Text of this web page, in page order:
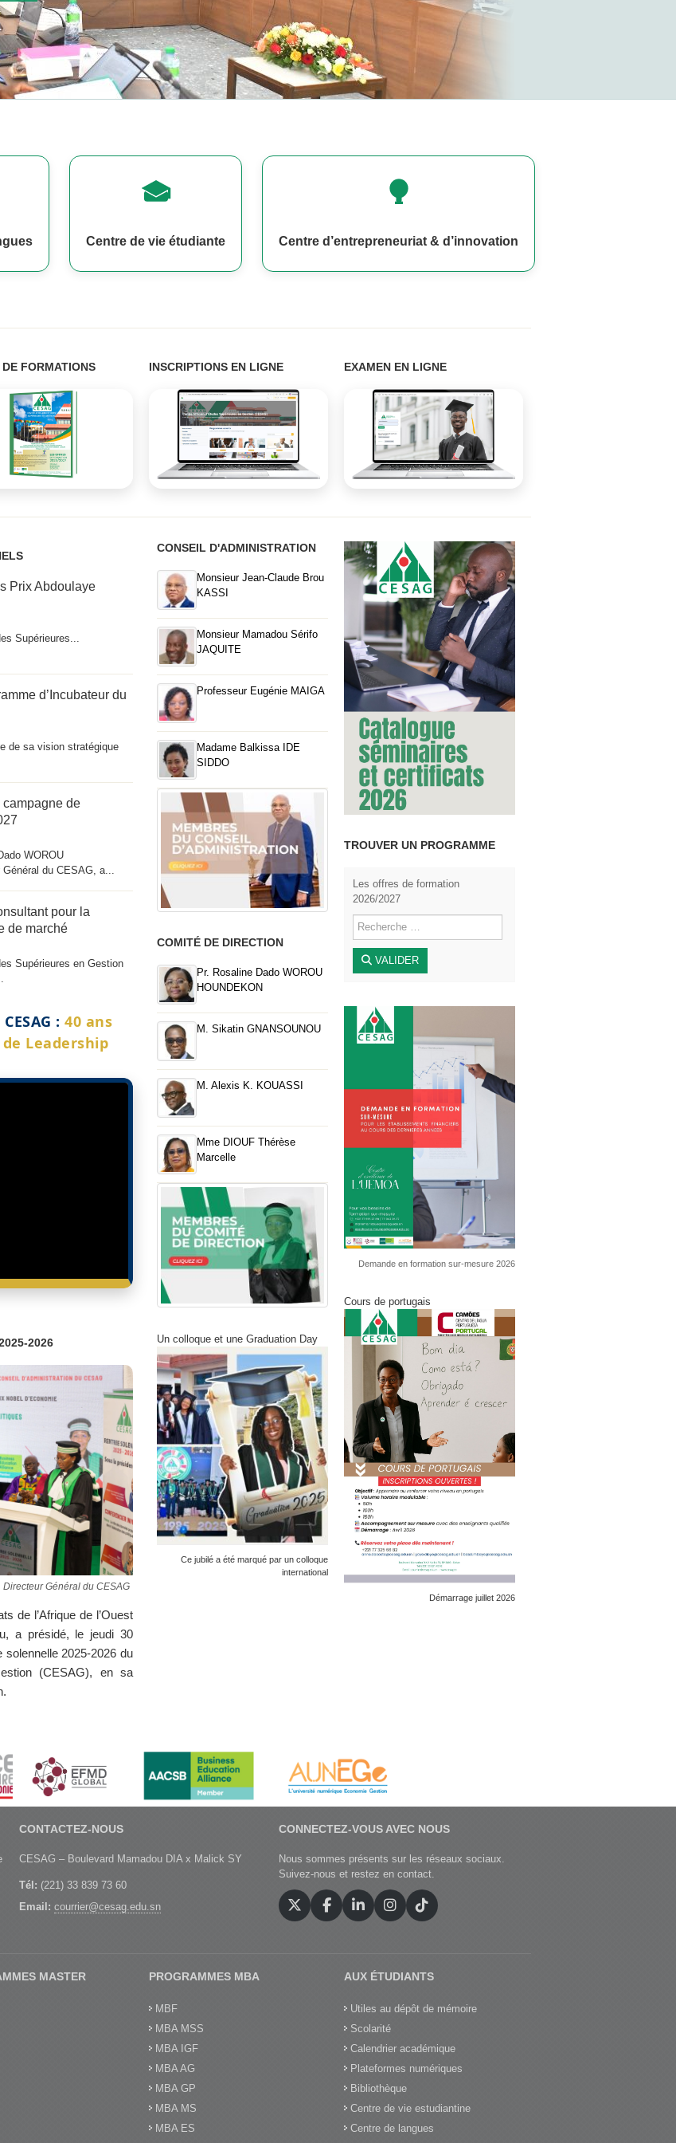
Centre de vie étudiante Centre d’entrepreneuriat & d’innovation
FORMATIONS INSCRIPTIONS EN LIGNE EXAMEN EN LIGNE
Prix Abdoulaye
Supérieures...
d’Incubateur du
de sa vision stratégique
de
WOROU
du CESAG, a...
pour la
de marché
Supérieures en Gestion
:40 ans
Leadership
2026
Général du CESAG
de l’Afrique de l’Ouest
a présidé, le jeudi 30
2025-2026 du
(CESAG), en sa
CONSEIL D'ADMINISTRATION
Monsieur Jean-Claude Brou
KASSI
Monsieur Mamadou Sérifo
JAQUITE
Professeur Eugénie MAIGA
Madame Balkissa IDE
SIDDO
COMITÉ DE DIRECTION
Pr. Rosaline Dado WOROU
HOUNDEKON
M. Sikatin GNANSOUNOU
M. Alexis K. KOUASSI
Mme DIOUF Thérèse
Marcelle
Un colloque et une Graduation Day
Ce jubilé a été marqué par un colloque
international
TROUVER UN PROGRAMME
Les offres de formation
2026/2027
VALIDER
Demande en formation sur-mesure 2026
Cours de portugais
Démarrage juillet 2026
CONTACTEZ-NOUS
CESAG – Boulevard Mamadou DIA x Malick SY
Tél: (221) 33 839 73 60
Email: courrier@cesag.edu.sn
CONNECTEZ‑VOUS AVEC NOUS
Nous sommes présents sur les réseaux sociaux.
Suivez‑nous et restez en contact.
MASTER PROGRAMMES MBA
MBF
MBA MSS
MBA IGF
MBA AG
MBA GP
MBA MS
MBA ES
AUX ÉTUDIANTS
Utiles au dépôt de mémoire
Scolarité
Calendrier académique
Plateformes numériques
Bibliothèque
Centre de vie estudiantine
Centre de langues